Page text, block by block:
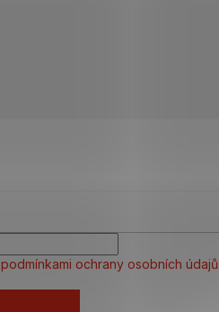
podmínkami ochrany osobních údajů